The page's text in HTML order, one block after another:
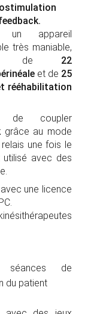
un appareil
très maniable,
de 22
et de 25
rééhabilitation
de coupler
grâce au mode
une fois le
avec des
une licence
séances de
du patient